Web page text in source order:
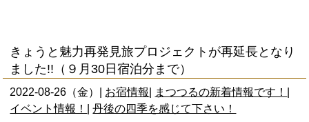
きょうと魅力再発見旅プロジェクトが再延長となり
ました!!（９月30日宿泊分まで）
2022-08-26（金）| お宿情報 まつつるの新着情報です！
イベント情報！
|丹後の四季を感じて下さい！